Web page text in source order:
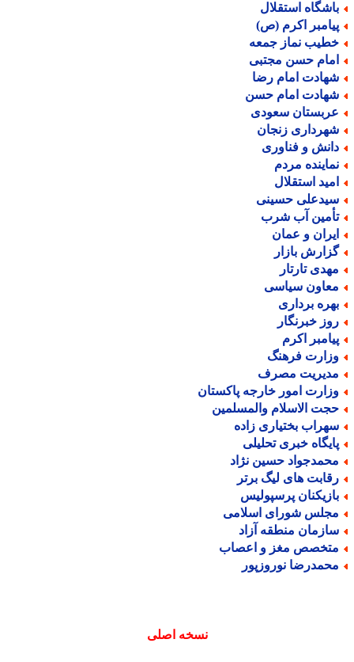
استقلال
اکرم (ص)
نماز جمعه
حسن مجتبی
امام رضا
امام حسن
سعودی
زنجان
و فناوری
مردم
استقلال
حسینی
آب شرب
و عمان
بازار
تارتار
سیاسی
برداری
خبرنگار
اکرم
فرهنگ
مصرف
امور خارجه پاکستان
الاسلام والمسلمین
بختیاری زاده
خبری تحلیلی
حسین نژاد
های لیگ برتر
پرسپولیس
شورای اسلامی
منطقه آزاد
مغز و اعصاب
نوروزپور
نسخه اصلی